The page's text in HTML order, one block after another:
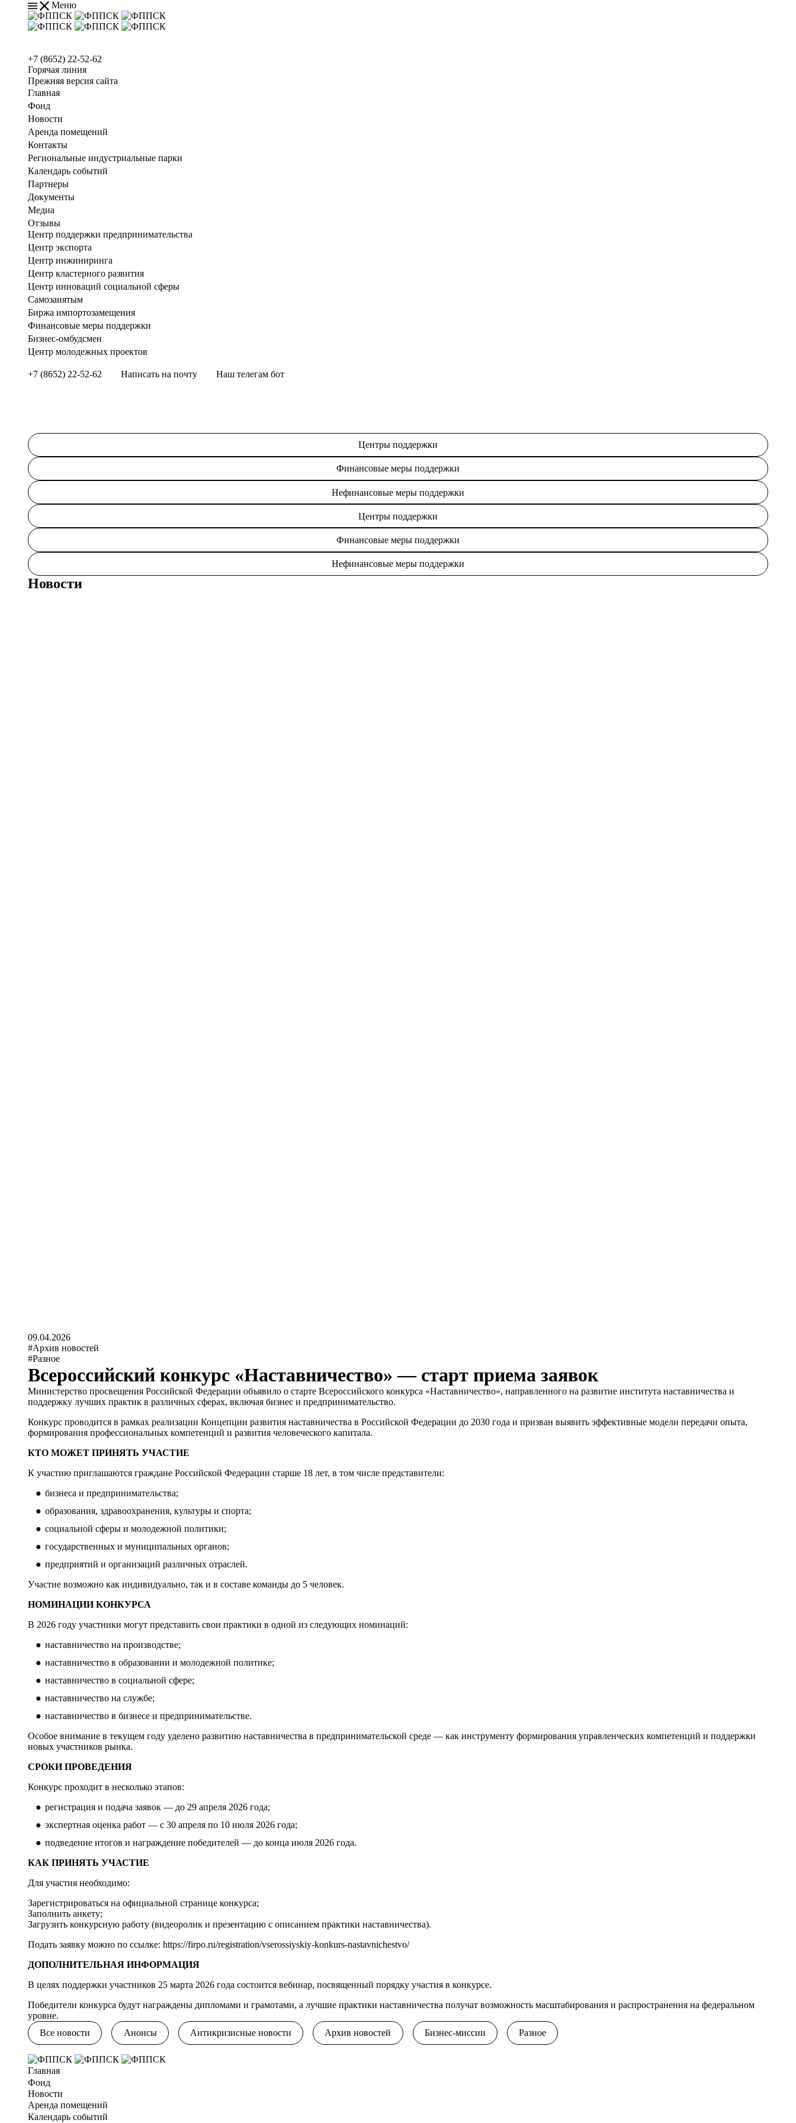
Меню
+7 (8652) 22-52-62
Горячая линия
Прежняя версия сайта
Главная
Фонд
Новости
Аренда помещений
Контакты
Региональные индустриальные парки
Календарь событий
Партнеры
Документы
Медиа
Отзывы
Центр поддержки предпринимательства
Центр экспорта
Центр инжиниринга
Центр кластерного развития
Центр инноваций социальной сферы
Cамозанятым
Биржа импортозамещения
Финансовые меры поддержки
Бизнес-омбудсмен
Центр молодежных проектов
+7 (8652) 22-52-62 Написать на почту Наш телегам бот
Центры поддержки
Финансовые меры поддержки
Нефинансовые меры поддержки
Центры поддержки
Финансовые меры поддержки
Нефинансовые меры поддержки
Новости
09.04.2026
#Архив новостей
#Разное
Всероссийский конкурс «Наставничество» — старт приема заявок
Министерство просвещения Российской Федерации объявило о старте Всероссийского конкурса «Наставничество», направленного на развитие института наставничества и
поддержку лучших практик в различных сферах, включая бизнес и предпринимательство.
Конкурс проводится в рамках реализации Концепции развития наставничества в Российской Федерации до 2030 года и призван выявить эффективные модели передачи опыта,
формирования профессиональных компетенций и развития человеческого капитала.
КТО МОЖЕТ ПРИНЯТЬ УЧАСТИЕ
К участию приглашаются граждане Российской Федерации старше 18 лет, в том числе представители:
бизнеса и предпринимательства;
образования, здравоохранения, культуры и спорта;
социальной сферы и молодежной политики;
государственных и муниципальных органов;
предприятий и организаций различных отраслей.
Участие возможно как индивидуально, так и в составе команды до 5 человек.
НОМИНАЦИИ КОНКУРСА
В 2026 году участники могут представить свои практики в одной из следующих номинаций:
наставничество на производстве;
наставничество в образовании и молодежной политике;
наставничество в социальной сфере;
наставничество на службе;
наставничество в бизнесе и предпринимательстве.
Особое внимание в текущем году уделено развитию наставничества в предпринимательской среде — как инструменту формирования управленческих компетенций и поддержки
новых участников рынка.
СРОКИ ПРОВЕДЕНИЯ
Конкурс проходит в несколько этапов:
регистрация и подача заявок — до 29 апреля 2026 года;
экспертная оценка работ — с 30 апреля по 10 июля 2026 года;
подведение итогов и награждение победителей — до конца июля 2026 года.
КАК ПРИНЯТЬ УЧАСТИЕ
Для участия необходимо:
Зарегистрироваться на официальной странице конкурса;
Заполнить анкету;
Загрузить конкурсную работу (видеоролик и презентацию с описанием практики наставничества).
Подать заявку можно по ссылке:https://firpo.ru/registration/vserossiyskiy-konkurs-nastavnichestvo/
ДОПОЛНИТЕЛЬНАЯ ИНФОРМАЦИЯ
В целях поддержки участников 25 марта 2026 года состоится вебинар, посвященный порядку участия в конкурсе.
Победители конкурса будут награждены дипломами и грамотами, а лучшие практики наставничества получат возможность масштабирования и распространения на федеральном
уровне.
Все новости
Анонсы Антикризисные новости Архив новостей Бизнес-миссии Разное
Главная
Фонд
Новости
Аренда помещений
Календарь событий